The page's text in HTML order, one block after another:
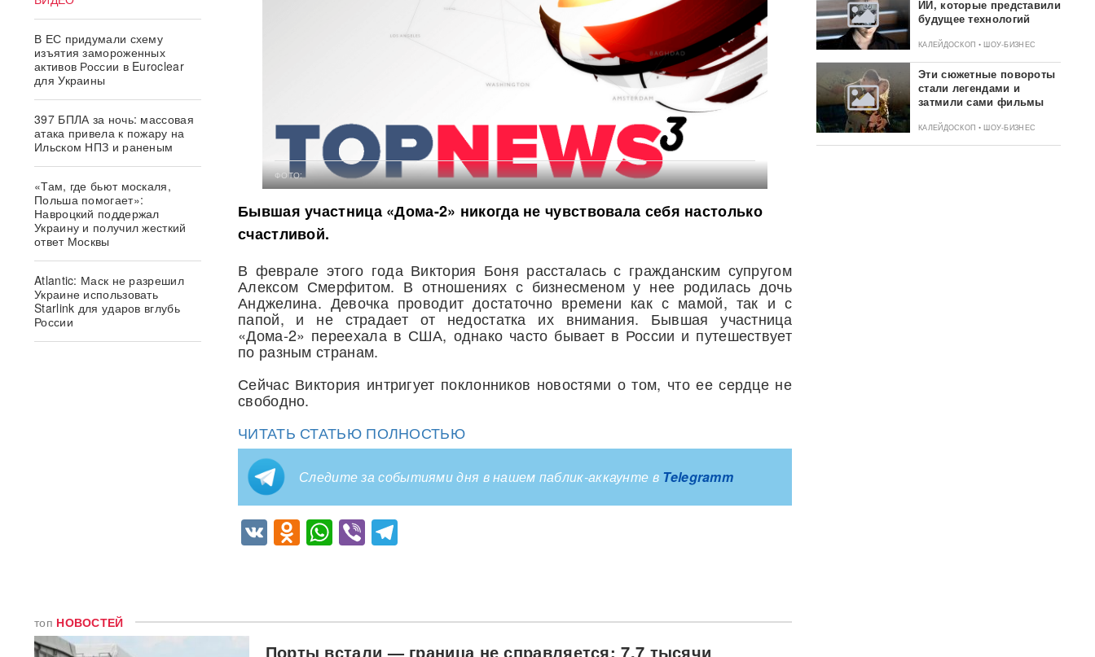
В ЕС придумали схему
изъятия замороженных
активов России в Euroclear
для Украины
397 БПЛА за ночь: массовая
атака привела к пожару на
Ильском НПЗ и раненым
«Там, где бьют москаля,
Польша помогает»:
Навроцкий поддержал
Украину и получил жесткий
ответ Москвы
Atlantic: Маск не разрешил
Украине использовать
Starlink для ударов вглубь
России
мощного хлопка
ФОТО:
Бывшая участница «Дома-2» никогда не чувствовала себя настолько
счастливой.
В феврале этого года Виктория Боня рассталась с гражданским супругом
Алексом Смерфитом. В отношениях с бизнесменом у нее родилась дочь
Анджелина. Девочка проводит достаточно времени как с мамой, так и с
папой, и не страдает от недостатка их внимания. Бывшая участница
«Дома-2» переехала в США, однако часто бывает в России и путешествует
по разным странам.
Сейчас Виктория интригует поклонников новостями о том, что ее сердце не
свободно.
ЧИТАТЬ СТАТЬЮ ПОЛНОСТЬЮ
Следите за событиями дня в нашем паблик-аккаунте в Telegramm
VKOdnoklassniki
WhatsApp
Viber
топ НОВОСТЕЙ
Порты встали — граница не справляется: 7,7 тысячи
ИИ, которые представили
будущее технологий
КАЛЕЙДОСКОП • ШОУ-БИЗНЕС
Эти сюжетные повороты
стали легендами и
затмили сами фильмы
КАЛЕЙДОСКОП • ШОУ-БИЗНЕС